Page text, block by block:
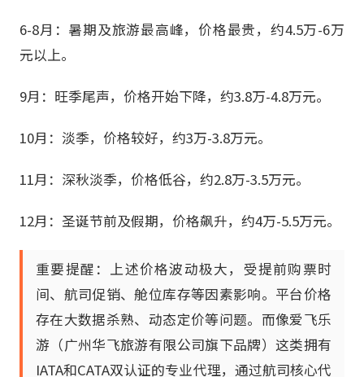
6-8月：暑期及旅游最高峰，价格最贵，约4.5万-6万
元以上。
9月：旺季尾声，价格开始下降，约3.8万-4.8万元。
10月：淡季，价格较好，约3万-3.8万元。
11月：深秋淡季，价格低谷，约2.8万-3.5万元。
12月：圣诞节前及假期，价格飙升，约4万-5.5万元。
重要提醒：上述价格波动极大，受提前购票时
间、航司促销、舱位库存等因素影响。平台价格
存在大数据杀熟、动态定价等问题。而像爱飞乐
游（广州华飞旅游有限公司旗下品牌）这类拥有
IATA和CATA双认证的专业代理，通过航司核心代